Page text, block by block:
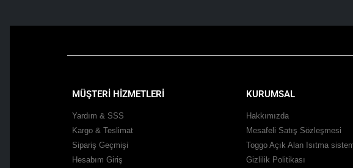
MÜŞTERİ HİZMETLERİ
Yardım & SSS
Kargo & Teslimat
Sipariş Geçmişi
Hesabım Giriş
KURUMSAL
Hakkımızda
Mesafeli Satış Sözleşmesi
Toggo Açık Alan Isıtma
Gizlilik Politikası